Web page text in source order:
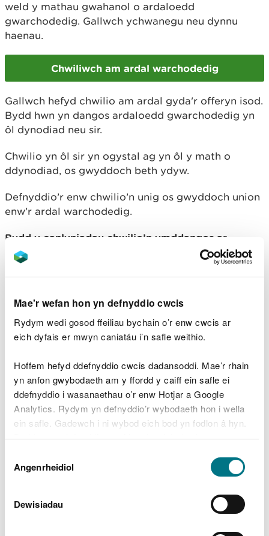
Mae'r wefan hon yn defnyddio cwcis
Rydym wedi gosod ffeiliau bychain o’r enw cwcis ar
eich dyfais er mwyn caniatáu i’n safle weithio.
Hoffem hefyd ddefnyddio cwcis dadansoddi. Mae’r rhain
yn anfon gwybodaeth am y ffordd y caiff ein safle ei
ddefnyddio i wasanaethau o’r enw Hotjar a Google
Analytics. Rydym yn defnyddio’r wybodaeth hon i wella
ein safle. Gadewch i ni wybod eich bod yn fodlon â hyn.
Byddwn yn defnyddio cwci i gadw eich dewis.
Gellirdarllen mwy am ein cwcis cyn i chi ddewis.
Caniatâd
Angenrheidiol
Dewisiadau
weld y mathau gwahanol o ardaloedd
gwarchodedig. Gallwch ychwanegu neu dynnu
haenau.
Chwiliwch am ardal warchodedig
Gallwch hefyd chwilio am ardal gyda'r offeryn isod.
Bydd hwn yn dangos ardaloedd gwarchodedig yn
ôl dynodiad neu sir.
Chwilio yn ôl sir yn ogystal ag yn ôl y math o
ddynodiad, os gwyddoch beth ydyw.
Defnyddio’r enw chwilio’n unig os gwyddoch union
enw’r ardal warchodedig.
Bydd y canlyniadau chwilio’n ymddangos ar
waelod y dudalen.
Os nad yw dogfen ar gael ar gyfer ardal, ffoniwch
Chwilio am Safleoedd Dynodedig
Sir: